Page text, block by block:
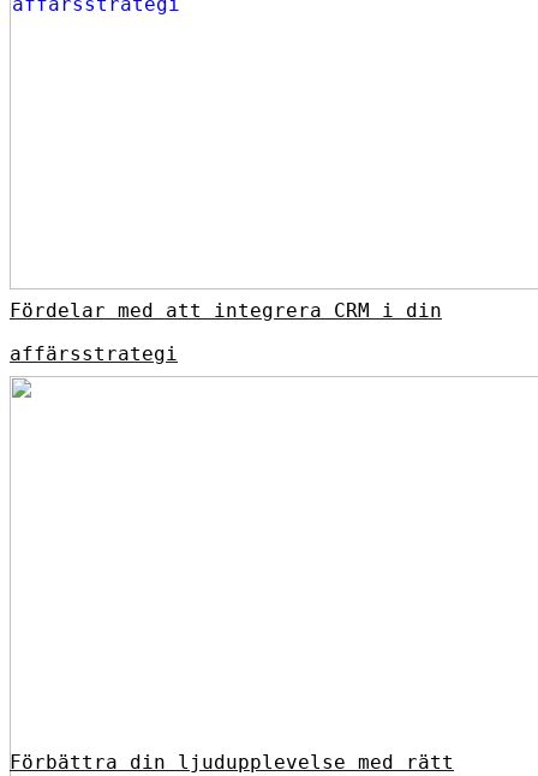
Fördelar med att integrera CRM i din
affärsstrategi
Förbättra din ljudupplevelse med rätt